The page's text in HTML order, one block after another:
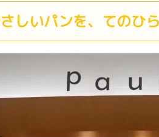
さしいパンを、ての